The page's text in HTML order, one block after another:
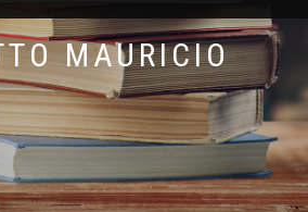
MAURICIO